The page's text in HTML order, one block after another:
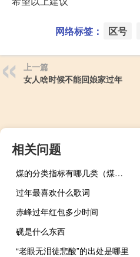
网络标签： 区号
上一篇
女人啥时候不能回娘家过年
相关问题
煤的分类指标有哪几类（煤的分类）
过年最喜欢什么歌词
赤峰过年红包多少时间
砚是什么东西
“老眼无泪徒悲酸”的出处是哪里